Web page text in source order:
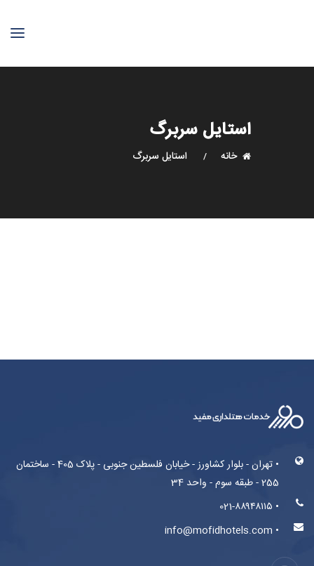
استایل سربرگ
خانه استایل سربرگ
• تهران - بلوار کشاورز - خیابان فلسطین جنوبی - پلاک 405 - ساختمان
255 - طبقه سوم - واحد 34
• 021-۸۸۹۴۸۱۱۵
• info@mofidhotels.com